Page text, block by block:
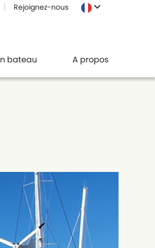
Rejoignez-nous
bateau A propos